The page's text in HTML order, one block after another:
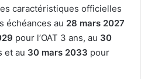
caractéristiques officielles
échéances au 28 mars 2027
pour l’OAT 3 ans, au 30
et au 30 mars 2033 pour